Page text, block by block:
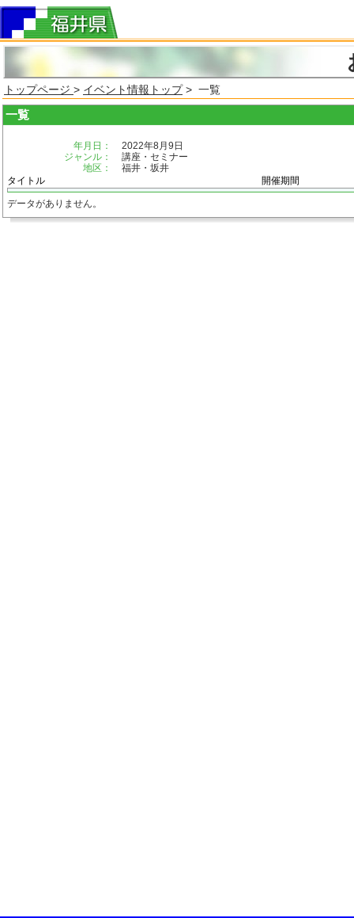
トップページ > イベント情報トップ> 一覧
一覧
年月日：
2022年8月9日
ジャンル：
講座・セミナー
地区：
福井・坂井
タイトル
開催期間
データがありません。